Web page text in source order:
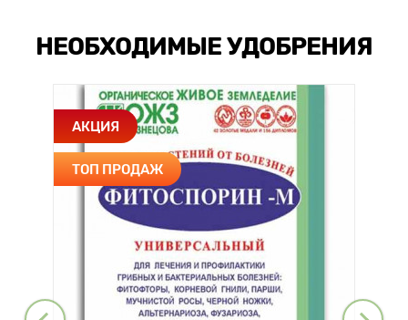
НЕОБХОДИМЫЕ УДОБРЕНИЯ
АКЦИЯ
ТОП ПРОДАЖ